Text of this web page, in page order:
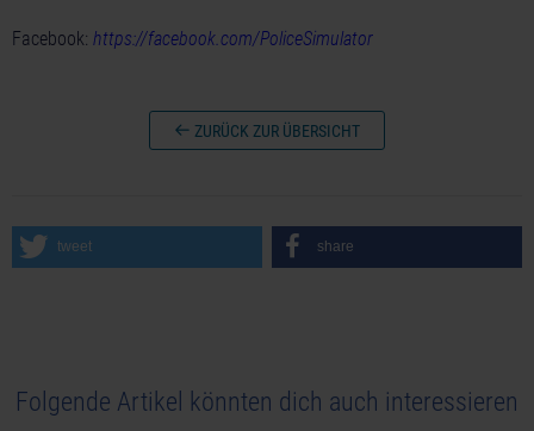
Facebook: https://facebook.com/PoliceSimulator
ZURÜCK ZUR ÜBERSICHT
tweet share
Folgende Artikel könnten dich auch interessieren